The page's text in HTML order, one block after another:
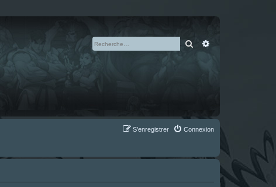
Rechercher
Connexion
S’enregistrer